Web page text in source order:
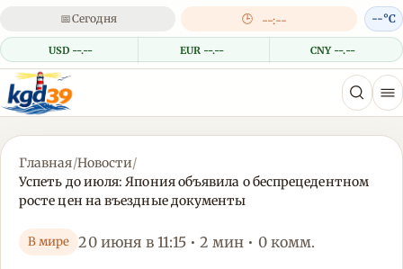
📅Сегодня 🕒 --:--
USD --.-- EUR --.-- CNY --.--
--°C
Главная/Новости/
Успеть до июля: Япония объявила о беспрецедентном
росте цен на въездные документы
В мире 20 июня в 11:15 • 2 мин • 0 комм.